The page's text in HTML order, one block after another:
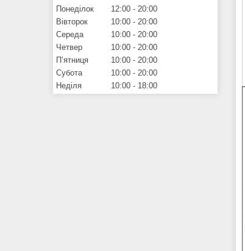
Понеділок 12:00
20:00
Вівторок
10:00
20:00
Середа
10:00
20:00
Четвер
10:00
20:00
Пʼятниця
10:00
20:00
Субота
10:00
20:00
Неділя
10:00 18:00